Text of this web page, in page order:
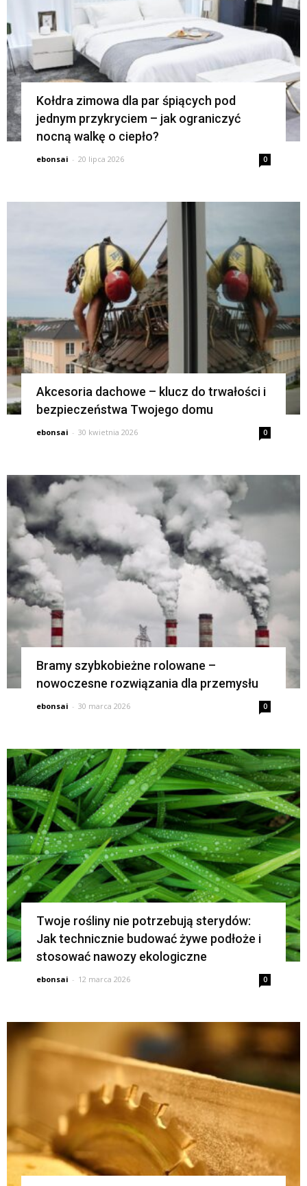
Kołdra zimowa dla par śpiących pod
jednym przykryciem – jak ograniczyć
nocną walkę o ciepło?
ebonsai - 20 lipca 2026 0
Akcesoria dachowe – klucz do trwałości i
bezpieczeństwa Twojego domu
ebonsai - 30 kwietnia 2026 0
Bramy szybkobieżne rolowane –
nowoczesne rozwiązania dla przemysłu
ebonsai - 30 marca 2026 0
Twoje rośliny nie potrzebują sterydów:
Jak technicznie budować żywe podłoże i
stosować nawozy ekologiczne
ebonsai - 12 marca 2026 0